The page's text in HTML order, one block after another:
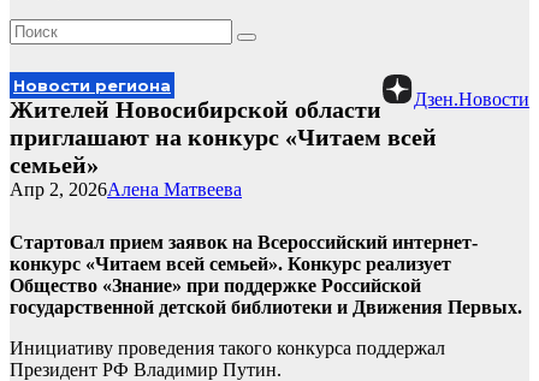
Дзен.Новости
Новости региона
Жителей Новосибирской области
приглашают на конкурс «Читаем всей
семьей»
Алена Матвеева
Апр 2, 2026
Стартовал прием заявок на Всероссийский интернет-
конкурс «Читаем всей семьей». Конкурс реализует
Общество «Знание» при поддержке Российской
государственной детской библиотеки и Движения Первых.
Инициативу проведения такого конкурса поддержал
Президент РФ Владимир Путин.